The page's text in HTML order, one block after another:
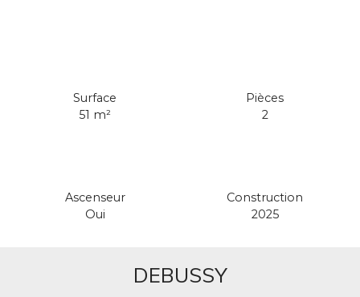
Surface
51 m²
Pièces
2
Ascenseur
Oui
Construction
2025
DEBUSSY